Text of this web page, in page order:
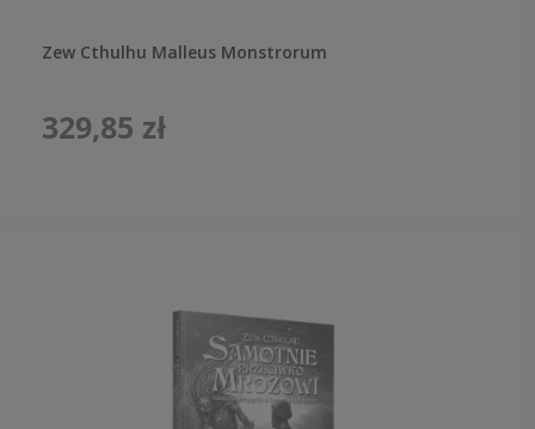
Zew Cthulhu Malleus Monstrorum
329,85 zł